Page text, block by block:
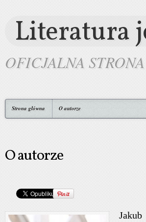
Literatura
OFICJALNA
Strona główna O autorze
O autorze